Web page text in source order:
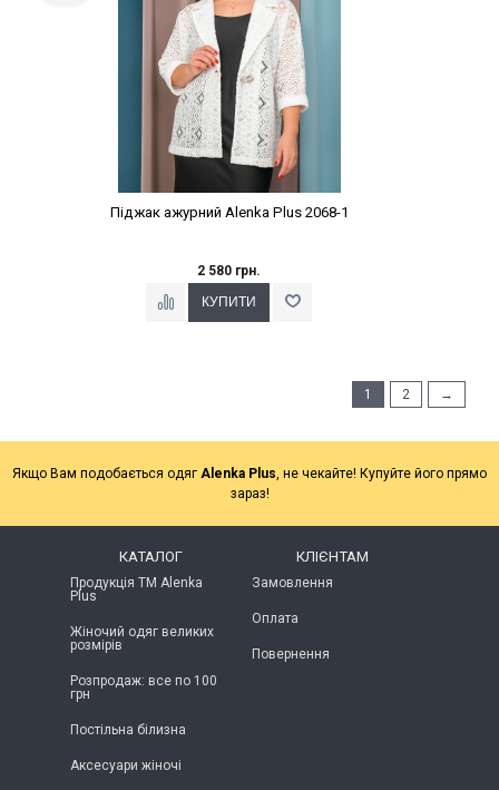
Піджак ажурний Alenka Plus 2068-1
2 580 грн.
1 2 →
Якщо Вам подобається одяг Alenka Plus , не чекайте! Купуйте його прямо
зараз!
КАТАЛОГ
Продукція ТМ Alenka
Plus
Жіночий одяг великих
розмірів
Розпродаж: все по 100
грн
Постільна білизна
Аксесуари жіночі
КЛІЄНТАМ
Замовлення
Оплата
Повернення